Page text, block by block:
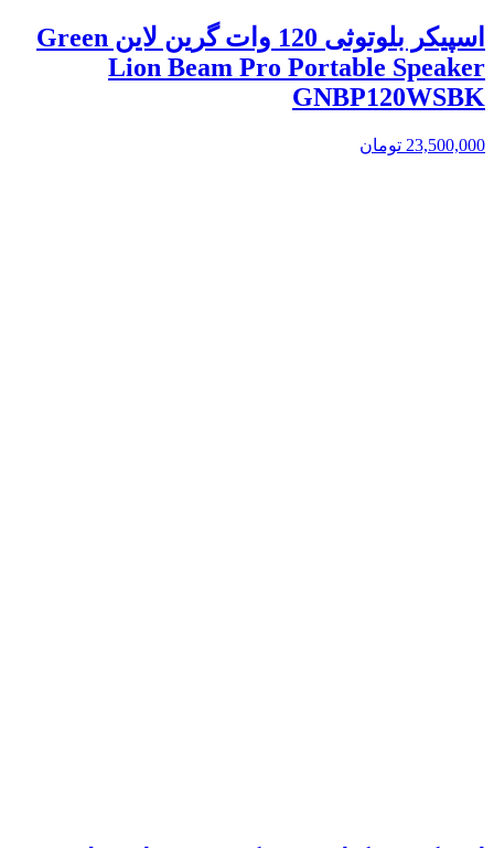
اسپیکر بلوتوثی 120 وات گرین لاین Green
Lion Beam Pro Portable Speaker
GNBP120WSBK
23,500,000 تومان